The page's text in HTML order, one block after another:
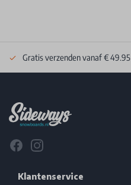
Gratis verzenden vanaf € 49.95
FacebookInstagram
Klantenservice